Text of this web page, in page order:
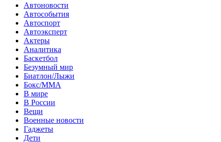
Автоновости
Автособытия
Автоспорт
Автоэксперт
Актеры
Аналитика
Баскетбол
Безумный мир
Биатлон/Лыжи
Бокс/MMA
В мире
В России
Вещи
Военные новости
Гаджеты
Дети